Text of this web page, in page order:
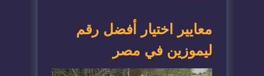
​معايير اختيار أفضل رقم
ليموزين في مصر